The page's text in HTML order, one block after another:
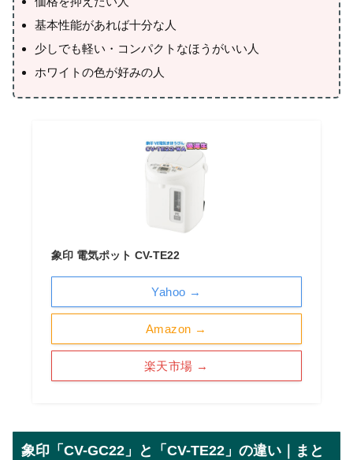
基本性能があれば十分な人
少しでも軽い・コンパクトなほうがいい人
ホワイトの色が好みの人
象印 電気ポット CV-TE22
Amazon →
楽天市場 →
Yahoo →
象印「CV-GC22」と「CV-TE22」の違い｜まと